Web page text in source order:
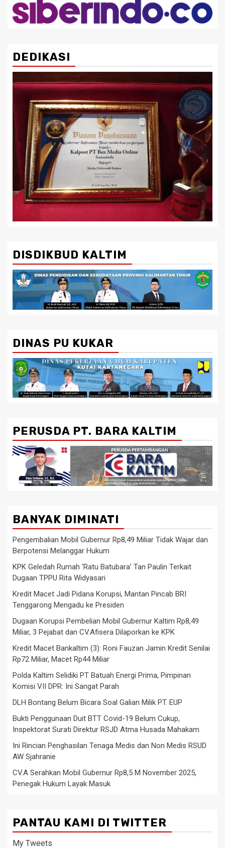
DEDIKASI
DISDIKBUD KALTIM
DINAS PU KUKAR
PERUSDA PT. BARA KALTIM
BANYAK DIMINATI
Pengembalian Mobil Gubernur Rp8,49 Miliar Tidak Wajar dan
Berpotensi Melanggar Hukum
KPK Geledah Rumah ‘Ratu Batubara’ Tan Paulin Terkait
Dugaan TPPU Rita Widyasari
Kredit Macet Jadi Pidana Korupsi, Mantan Pincab BRI
Tenggarong Mengadu ke Presiden
Dugaan Korupsi Pembelian Mobil Gubernur Kaltim Rp8,49
Miliar, 3 Pejabat dan CV.Afisera Dilaporkan ke KPK
Kredit Macet Bankaltim (3): Roni Fauzan Jamin Kredit Senilai
Rp72 Miliar, Macet Rp44 Miliar
Polda Kaltim Selidiki PT Batuah Energi Prima, Pimpinan
Komisi VII DPR: Ini Sangat Parah
DLH Bontang Belum Bicara Soal Galian Milik PT. EUP
Bukti Penggunaan Duit BTT Covid-19 Belum Cukup,
Inspektorat Surati Direktur RSJD Atma Husada Mahakam
Ini Rincian Penghasilan Tenaga Medis dan Non Medis RSUD
AW Sjahranie
CV.A Serahkan Mobil Gubernur Rp8,5 M November 2025,
Penegak Hukum Layak Masuk
PANTAU KAMI DI TWITTER
My Tweets